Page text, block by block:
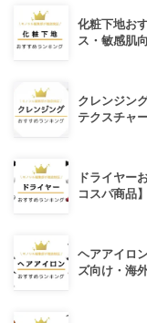
化粧下地お
ス・敏感肌
クレンジン
テクスチャ
ドライヤー
コスパ商品】
ヘアアイロ
ズ向け・海